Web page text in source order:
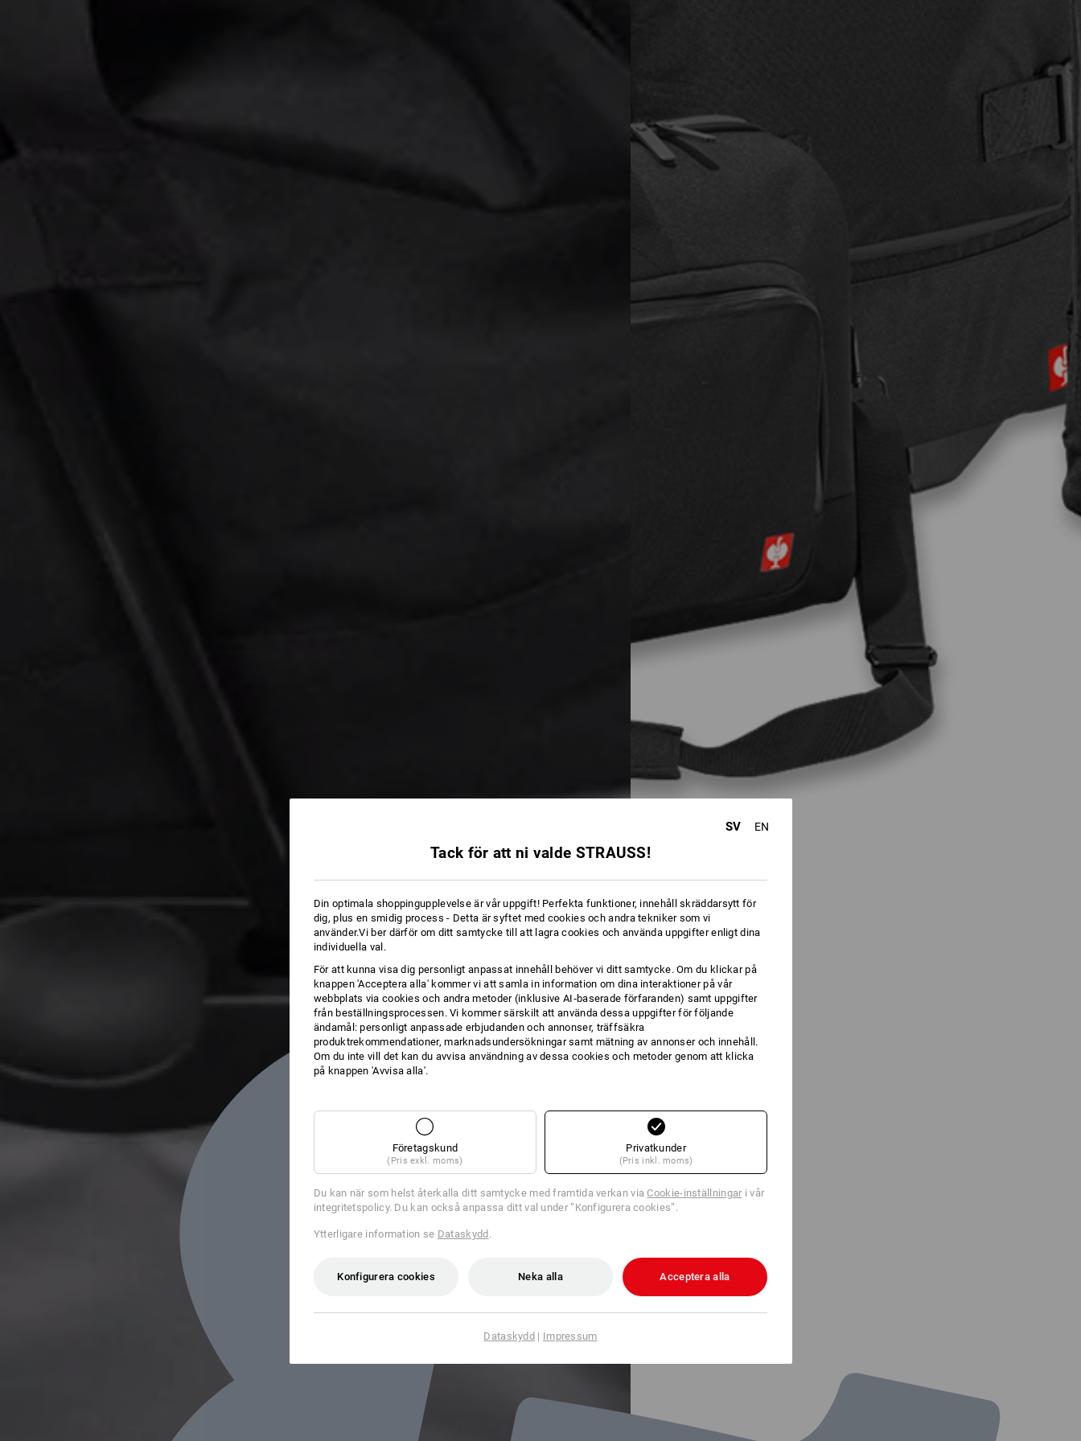
SV EN
Tack för att ni valde STRAUSS!
Din optimala shoppingupplevelse är vår uppgift! Perfekta funktioner, innehåll skräddarsytt för
dig, plus en smidig process - Detta är syftet med cookies och andra tekniker som vi
använder.Vi ber därför om ditt samtycke till att lagra cookies och använda uppgifter enligt dina
individuella val.
För att kunna visa dig personligt anpassat innehåll behöver vi ditt samtycke. Om du klickar på
knappen 'Acceptera alla' kommer vi att samla in information om dina interaktioner på vår
webbplats via cookies och andra metoder (inklusive AI‑baserade förfaranden) samt uppgifter
från beställningsprocessen. Vi kommer särskilt att använda dessa uppgifter för följande
ändamål: personligt anpassade erbjudanden och annonser, träffsäkra
produktrekommendationer, marknadsundersökningar samt mätning av annonser och innehåll.
Om du inte vill det kan du avvisa användning av dessa cookies och metoder genom att klicka
på knappen 'Avvisa alla'.
Företagskund
(Pris exkl. moms)
Privatkunder
(Pris inkl. moms)
Du kan när som helst återkalla ditt samtycke med framtida verkan viaCookie-inställningar i vår
integritetspolicy. Du kan också anpassa ditt val under ”Konfigurera cookies”.
Ytterligare information se Dataskydd.
Konfigurera cookies Neka alla Acceptera alla
Dataskydd | Impressum